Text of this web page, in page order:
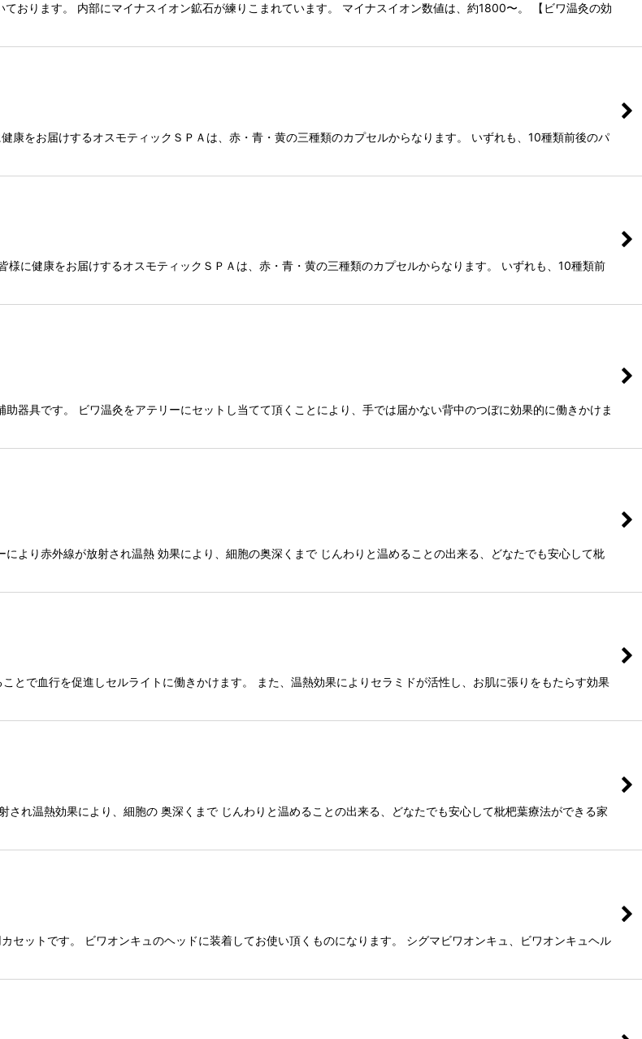
おります。 内部にマイナスイオン鉱石が練りこまれています。 マイナスイオン数値は、約1800〜。 【ビワ温灸の効
をお届けするオスモティックＳＰＡは、赤・青・黄の三種類のカプセルからなります。 いずれも、10種類前後のパ
に健康をお届けするオスモティックＳＰＡは、赤・青・黄の三種類のカプセルからなります。 いずれも、10種類前
器具です。 ビワ温灸をアテリーにセットし当てて頂くことにより、手では届かない背中のつぼに効果的に働きかけま
より赤外線が放射され温熱 効果により、細胞の奥深くまで じんわりと温めることの出来る、どなたでも安心して枇
とで血行を促進しセルライトに働きかけます。 また、温熱効果によりセラミドが活性し、お肌に張りをもたらす効果
れ温熱効果により、細胞の 奥深くまで じんわりと温めることの出来る、どなたでも安心して枇杷葉療法ができる家
セットです。 ビワオンキュのヘッドに装着してお使い頂くものになります。 シグマビワオンキュ、ビワオンキュヘル